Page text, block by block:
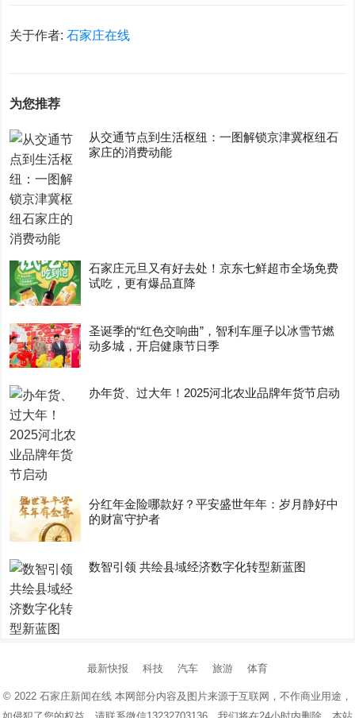
关于作者:石家庄在线
为您推荐
从交通节点到生活枢纽：一图解锁京津冀枢纽石
家庄的消费动能
石家庄元旦又有好去处！京东七鲜超市全场免费
试吃，更有爆品直降
圣诞季的“红色交响曲”，智利车厘子以冰雪节燃
动多城，开启健康节日季
办年货、过大年！2025河北农业品牌年货节启动
分红年金险哪款好？平安盛世年年：岁月静好中
的财富守护者
数智引领 共绘县域经济数字化转型新蓝图
最新快报 科技 汽车 旅游 体育
© 2022 石家庄新闻在线本网部分内容及图片来源于互联网，不作商业用途，